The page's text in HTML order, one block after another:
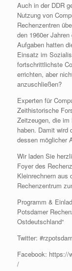
Auch in der DDR
Nutzung von
Rechenzentren
den 1960er
Aufgaben hatten
Einsatz im
fortschrittlichste
errichten, aber
anzuschließen?
Experten für
Zeithistorische
Zeitzeugen, die
haben. Damit wird
dessen möglicher
Wir laden Sie
Foyer des
Kleinrechnern aus
Rechenzentrum
Programm &
Potsdamer
Ostdeutschland“
Twitter: #rzpotsdam
Facebook: https://
/